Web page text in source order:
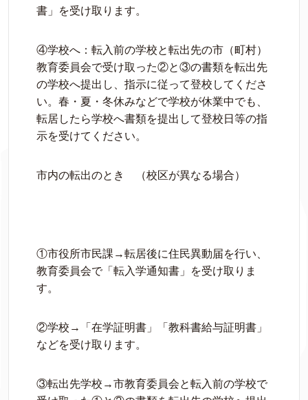
書」を受け取ります。
④学校へ：転入前の学校と転出先の市（町村）
教育委員会で受け取った②と③の書類を転出先
の学校へ提出し、指示に従って登校してくださ
い。春・夏・冬休みなどで学校が休業中でも、
転居したら学校へ書類を提出して登校日等の指
示を受けてください。
市内の転出のとき （校区が異なる場合）
①市役所市民課→転居後に住民異動届を行い、
教育委員会で「転入学通知書」を受け取りま
す。
②学校→「在学証明書」「教科書給与証明書」
などを受け取ります。
③転出先学校→市教育委員会と転入前の学校で